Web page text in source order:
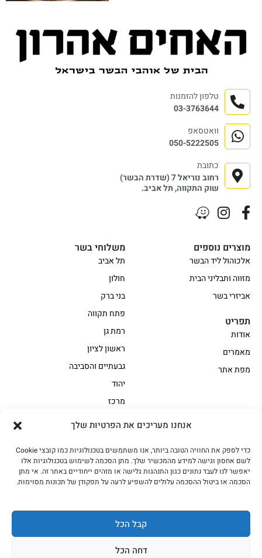
אנחנו מעריכים את הפרטיות שלך
כדי לספק את החוויה הטובה ביותר, אנו משתמשים בטכנולוגיות כמו קובצי Cookie
לשם אחסון וגישה למידע מהמכשיר שלך. מתן הסכמה לשימוש בטכנולוגיות אלו
יאפשר לנו לעבד נתונים כגון התנהגות גלישה או מזהים ייחודיים באתר זה. אי מתן
הסכמה או ביטול ההסכמה עלולים להשפיע לרעה על תפקודן של תכונות מסוימות.
קבל הכל
דחה הכל
אווז
בשר בקר משובח
בשר בקר עגלה משובח
בשר למעשנת
הודו
חלקים אחוריים
מיוחדי מסורת1
נתחי פנים
עוף
משלוחי בשר
תל אביב
חולון
בני ברק
פתח תקווה
רמת גן
ראשון לציון
גבעתיים והסביבה
יהוד
מרכז
מוצרים נוספים
אלכוהול ליד הבשר
מזווה ותבליני הבית
אביזרי בשר
תפריט
אודות
מאמרים
מפת אתר
טלפון להזמנות
03-3763644
וואטסאפ
050-5222505
כתובת
רחוב נוריאל 7 (שדרת הבשר)
שוק התקווה, תל אביב.